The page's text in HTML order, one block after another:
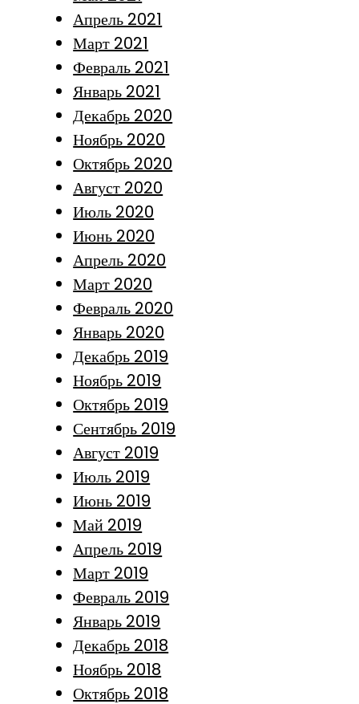
Апрель 2021
Март 2021
Февраль 2021
Январь 2021
Декабрь 2020
Ноябрь 2020
Октябрь 2020
Август 2020
Июль 2020
Июнь 2020
Апрель 2020
Март 2020
Февраль 2020
Январь 2020
Декабрь 2019
Ноябрь 2019
Октябрь 2019
Сентябрь 2019
Август 2019
Июль 2019
Июнь 2019
Май 2019
Апрель 2019
Март 2019
Февраль 2019
Январь 2019
Декабрь 2018
Ноябрь 2018
Октябрь 2018